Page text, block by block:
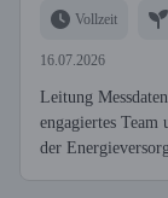
Vollzeit
16.07.2026
Leitung
engagiertes Team
der